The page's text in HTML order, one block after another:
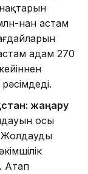
нан астам
адам 270
жаңару
осы
Атап